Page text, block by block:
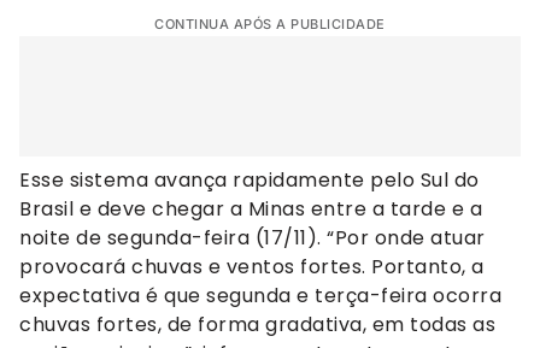
CONTINUA APÓS A PUBLICIDADE
Esse sistema avança rapidamente pelo Sul do
Brasil e deve chegar a Minas entre a tarde e a
noite de segunda-feira (17/11). “Por onde atuar
provocará chuvas e ventos fortes. Portanto, a
expectativa é que segunda e terça-feira ocorra
chuvas fortes, de forma gradativa, em todas as